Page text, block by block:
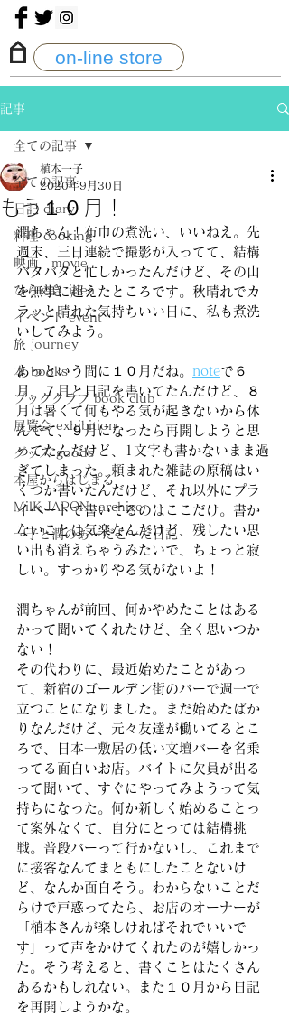
on-line store
記事
全ての記事
日記 diary
料理 cooking
映画 movie
ひらめき idea
イベント event
旅 journey
本 books
ブッククラブ book club
展覧会 exhibition
グッズ goods
本屋からはじまる
MilK JAPON, archive
一子と潤のあーだこーだ日記
全ての記事
もう１０月！
植本一子
2020年9月30日
潤ちゃん！布巾の煮洗い、いいねえ。先
週末、三日連続で撮影が入ってて、結構
バタバタと忙しかったんだけど、その山
を無事に超えたところです。秋晴れでカ
ラッと晴れた気持ちいい日に、私も煮洗
いしてみよう。
あっという間に１０月だね。 noteで６
月、７月と日記を書いてたんだけど、８
月は暑くて何もやる気が起きないから休
んでて、９月になったら再開しようと思
ってたんだけど、1文字も書かないまま過
ぎてしまった。頼まれた雑誌の原稿はい
くつか書いたんだけど、それ以外にプラ
イベートで書いてるのはここだけ。書か
ないことは気楽なんだけど、残したい思
い出も消えちゃうみたいで、ちょっと寂
しい。すっかりやる気がないよ！
潤ちゃんが前回、何かやめたことはある
かって聞いてくれたけど、全く思いつか
ない！
その代わりに、最近始めたことがあっ
て、新宿のゴールデン街のバーで週一で
立つことになりました。まだ始めたばか
りなんだけど、元々友達が働いてるとこ
ろで、日本一敷居の低い文壇バーを名乗
ってる面白いお店。バイトに欠員が出る
って聞いて、すぐにやってみようって気
持ちになった。何か新しく始めることっ
て案外なくて、自分にとっては結構挑
戦。普段バーって行かないし、これまで
に接客なんてまともにしたことないけ
ど、なんか面白そう。わからないことだ
らけで戸惑ってたら、お店のオーナーが
「植本さんが楽しければそれでいいで
す」って声をかけてくれたのが嬉しかっ
た。そう考えると、書くことはたくさん
あるかもしれない。また１０月から日記
を再開しようかな。